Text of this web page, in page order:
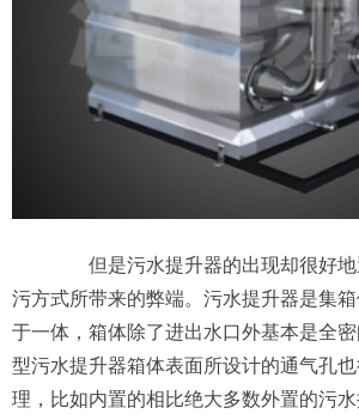
但是污水提升器的出现却很好地
污方式所带来的弊端。污水提升器是集
于一体，箱体除了进出水口外基本是全
型污水提升器箱体表面所设计的通气孔
理，比如内置的相比绝大多数外置的污